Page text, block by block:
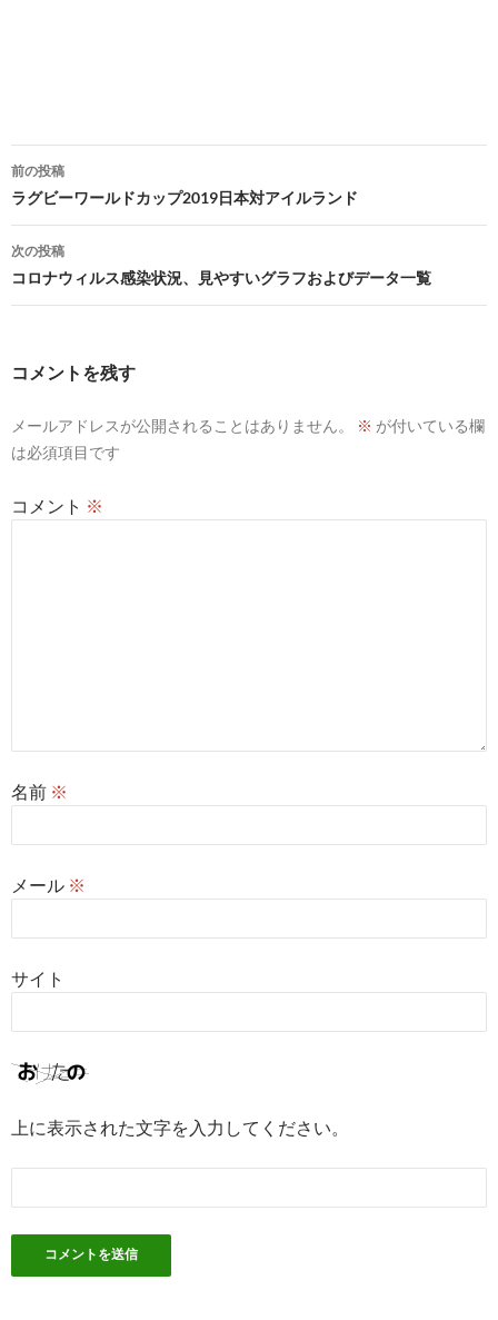
投
稿
ナ
ビ
ゲ
ョ
前の投稿
ラグビーワールドカップ2019日本対アイルランド
次の投稿
コロナウィルス感染状況、見やすいグラフおよびデータ一覧
コメントを残す
メールアドレスが公開されることはありません。 ※ が付いている欄
は必須項目です
コメント ※
名前 ※
メール ※
サイト
上に表示された文字を入力してください。